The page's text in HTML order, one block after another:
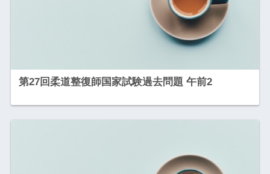
第27回柔道整復師国家試験過去問題 午前2